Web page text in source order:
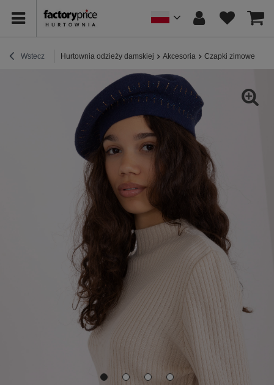
Wstecz Hurtownia odzieży damskiej Akcesoria Czapki zimowe